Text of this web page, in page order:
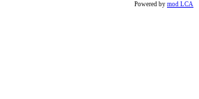
Powered by mod LCA